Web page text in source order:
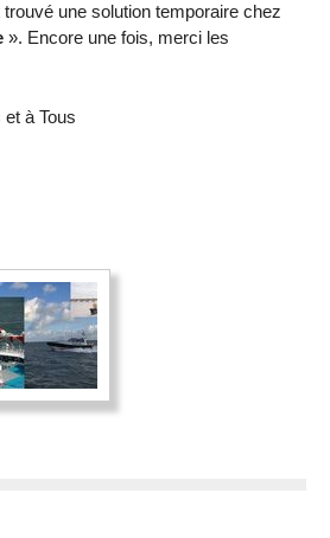
une solution temporaire chez
». Encore une fois, merci les
et à Tous